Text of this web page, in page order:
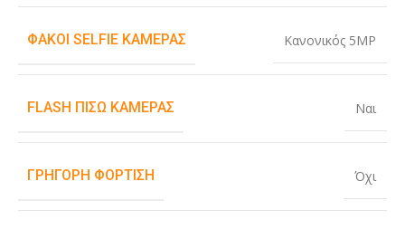
ΦΑΚΟΊ SELFIE ΚΆΜΕΡΑΣ Κανονικός 5MP
FLASH ΠΊΣΩ ΚΆΜΕΡΑΣ Ναι
ΓΡΉΓΟΡΗ ΦΌΡΤΙΣΗ Όχι